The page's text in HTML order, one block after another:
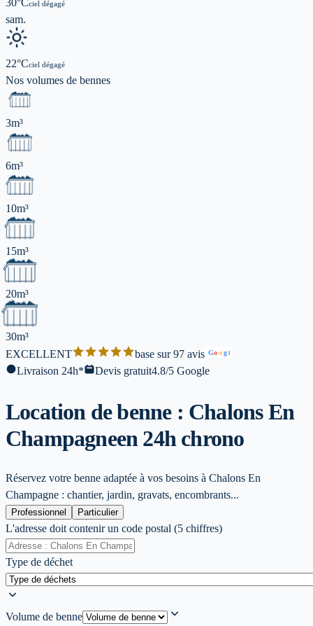
30°Cciel dégagé
sam.
22°Cciel dégagé
Nos volumes de bennes
3m³
6m³
10m³
15m³
20m³
30m³
EXCELLENT
base sur 97 avis Goog l
Livraison 24h* Devis gratuit4.8/5 Google
Location de benne : Chalons En
Champagneen 24h chrono
Réservez votre benne adaptée à vos besoins à Chalons En
Champagne : chantier, jardin, gravats, encombrants...
Professionnel Particulier
L'adresse doit contenir un code postal (5 chiffres)
Type de déchet
Volume de benne